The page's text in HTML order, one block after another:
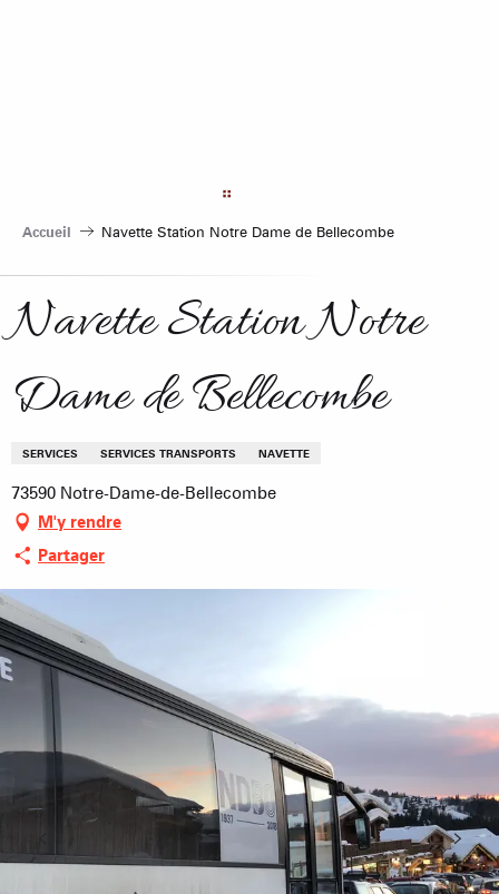
Accueil Navette Station Notre Dame de Bellecombe
Navette Station Notre
Dame de Bellecombe
SERVICES SERVICES TRANSPORTS NAVETTE
73590 Notre-Dame-de-Bellecombe
M'y rendre
Partager